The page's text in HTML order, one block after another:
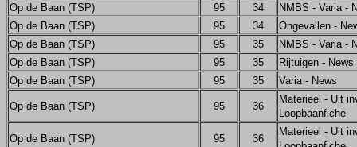
Op de Baan (TSP)
95 34
NMBS - Varia -
Op de Baan (TSP)
95 34
Ongevallen -
Op de Baan (TSP)
95 35
NMBS - Varia -
Op de Baan (TSP)
95 35
Rijtuigen - News
Op de Baan (TSP)
95 35 Varia - News
Op de Baan (TSP) 95 36
Materieel - Uit
Loopbaanfiche
Op de Baan (TSP) 95 36
Materieel - Uit